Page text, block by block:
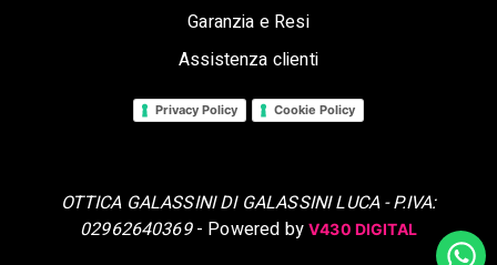
Garanzia e Resi
Assistenza clienti
Privacy Policy Cookie Policy
OTTICA GALASSINI DI GALASSINI LUCA - P.IVA:
02962640369- Powered byV430 DIGITAL